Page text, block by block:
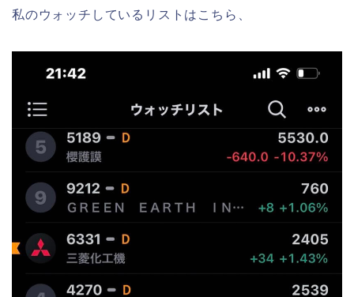
私のウォッチしているリストはこちら、